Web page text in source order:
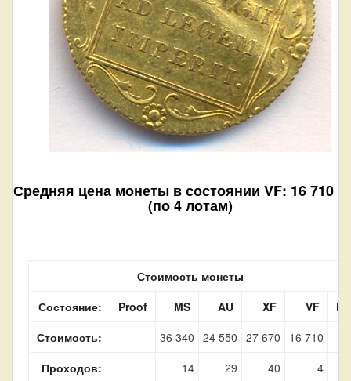
Средняя цена монеты в состоянии VF: 16 710
(по 4 лотам)
Стоимость монеты
Состояние:
Proof MS AU XF VF
F
Стоимость:
36 340 24 550 27 670
16 710
Проходов:
14 29 40 4